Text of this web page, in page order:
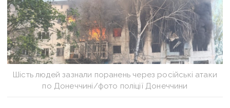
Шість людей зазнали поранень через російські атаки
по Донеччині/фото поліції Донеччини